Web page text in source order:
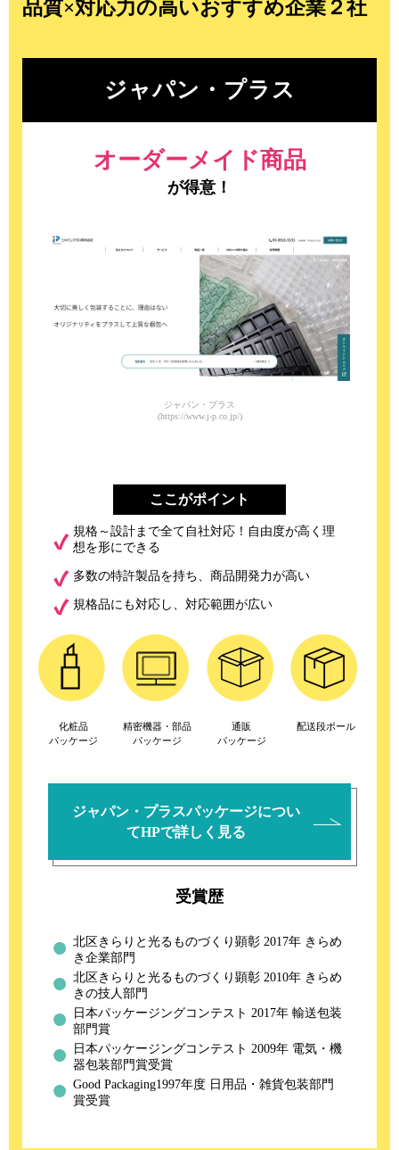
品質×対応力の高いおすすめ企業２社
ジャパン・プラス
オーダーメイド商品
が得意！
ジャパン・プラス
(https://www.j-p.co.jp/)
ここがポイント
規格～設計まで全て自社対応！自由度が高く理
想を形にできる
多数の特許製品を持ち、商品開発力が高い
規格品にも対応し、対応範囲が広い
化粧品
パッケージ
精密機器・部品
パッケージ
通販
パッケージ
配送段ボール
ジャパン・プラスパッケージについ
てHPで詳しく見る
受賞歴
北区きらりと光るものづくり顕彰 2017年 きらめ
き企業部門
北区きらりと光るものづくり顕彰 2010年 きらめ
きの技人部門
日本パッケージングコンテスト 2017年 輸送包装
部門賞
日本パッケージングコンテスト 2009年 電気・機
器包装部門賞受賞
Good Packaging1997年度 日用品・雑貨包装部門
賞受賞